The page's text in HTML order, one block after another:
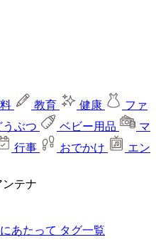
教育 健康
ファ
うぶつ ベビー用品
マ
行事 おでかけ
エン
テナ
あたって タグ一覧